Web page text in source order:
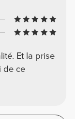
Et la prise
de ce